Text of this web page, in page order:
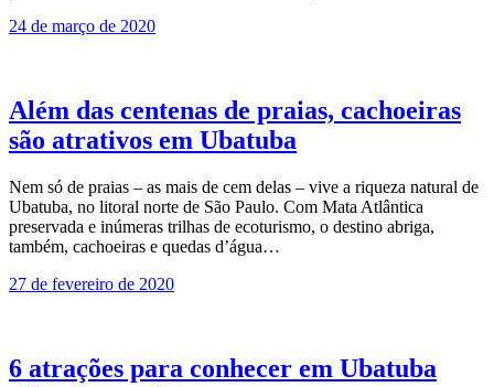
24 de março de 2020
Além das centenas de praias, cachoeiras
são atrativos em Ubatuba
Nem só de praias – as mais de cem delas – vive a riqueza natural de
Ubatuba, no litoral norte de São Paulo. Com Mata Atlântica
preservada e inúmeras trilhas de ecoturismo, o destino abriga,
também, cachoeiras e quedas d’água…
27 de fevereiro de 2020
6 atrações para conhecer em Ubatuba